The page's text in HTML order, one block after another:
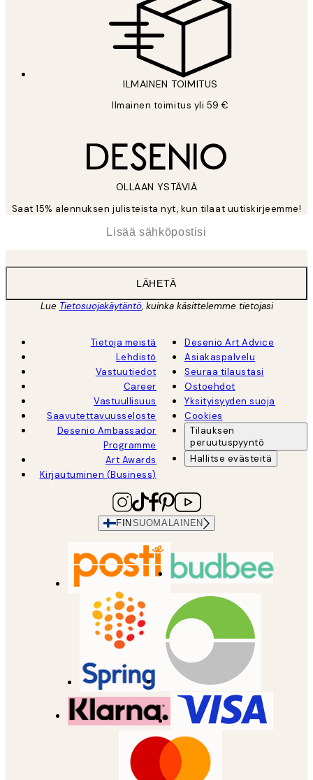
ILMAINEN TOIMITUS
Ilmainen toimitus yli 59 €
OLLAAN YSTÄVIÄ
Saat 15% alennuksen julisteista nyt, kun tilaat uutiskirjeemme!
LÄHETÄ
Lue Tietosuojakäytäntö, kuinka käsittelemme tietojasi
Tietoja meistä
Lehdistö
Vastuutiedot
Career
Vastuullisuus
Saavutettavuusseloste
Desenio Ambassador
Programme
Art Awards
Kirjautuminen (Business)
Desenio Art Advice
Asiakaspalvelu
Seuraa tilaustasi
Ostoehdot
Yksityisyyden suoja
Cookies
Tilauksen
peruutuspyyntö
Hallitse evästeitä
FIN SUOMALAINEN